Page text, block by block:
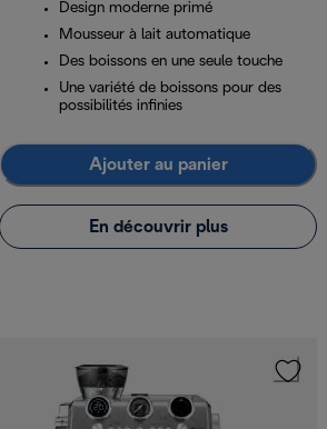
Design moderne primé
Mousseur à lait automatique
Des boissons en une seule touche
Une variété de boissons pour des
possibilités infinies
Ajouter au panier
En découvrir plus